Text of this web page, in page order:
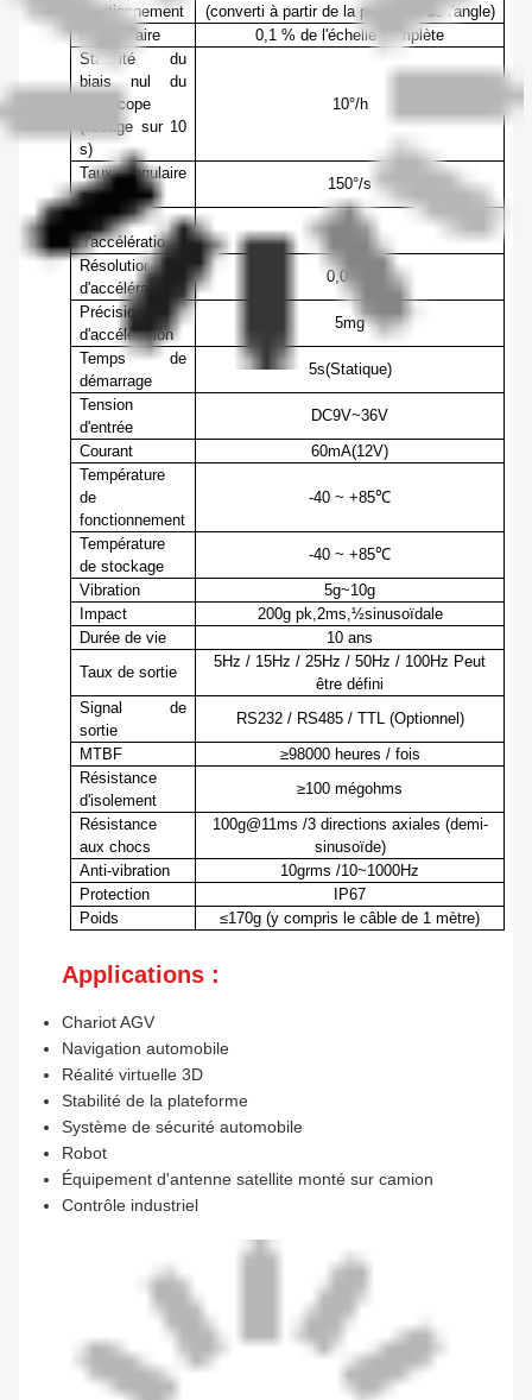
positionnement
(converti à partir de la précision de l'angle)
Non linéaire
0,1 % de l'échelle complète
Stabilité du
biais nul du
gyroscope
(lissage sur 10
s)
10°/h
Taux angulaire
maximal
150°/s
Plage
d'accélération
Résolution
d'accélération
0,001g
Précision
d'accélération
5mg
Temps de
démarrage
5s(Statique)
Tension
d'entrée
DC9V~36V
Courant
60mA(12V)
Température
de
fonctionnement
-40 ~ +85℃
Température
de stockage
-40 ~ +85℃
Vibration
5g~10g
Impact
200g pk,2ms,½sinusoïdale
Durée de vie
10 ans
Taux de sortie
5Hz / 15Hz / 25Hz / 50Hz / 100Hz Peut
être défini
Signal de
sortie
RS232 / RS485 / TTL (Optionnel)
MTBF
≥98000 heures / fois
Résistance
d'isolement
≥100 mégohms
Résistance
aux chocs
100g@11ms /3 directions axiales (demi-
sinusoïde)
Anti-vibration
10grms /10~1000Hz
Protection
IP67
Poids
≤170g (y compris le câble de 1 mètre)
Applications :
Chariot AGV
Navigation automobile
Réalité virtuelle 3D
Stabilité de la plateforme
Système de sécurité automobile
Robot
Équipement d'antenne satellite monté sur camion
Contrôle industriel